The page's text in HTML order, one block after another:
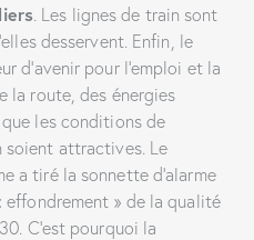
. Les lignes de train sont
desservent. Enfin, le
d’avenir pour l’emploi et la
la route, des énergies
les conditions de
soient attractives. Le
a tiré la sonnette d’alarme
effondrement » de la qualité
C’est pourquoi la